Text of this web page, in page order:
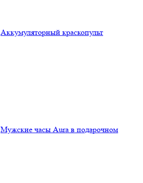
Аккумуляторный краскопульт
Мужские часы Aura в подарочном